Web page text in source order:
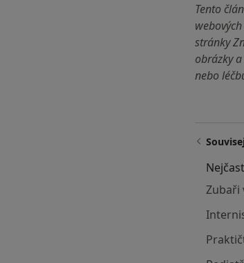
Tento
stránky
obrázky
nebo
Zubaři